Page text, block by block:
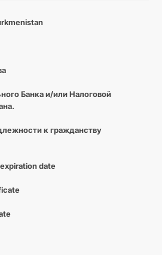
Банка и/или Налоговой
к гражданству
date